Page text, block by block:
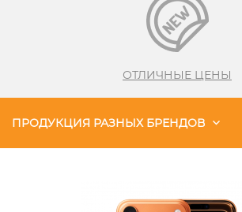
ОТЛИЧНЫЕ ЦЕНЫ
ПРОДУКЦИЯ РАЗНЫХ БРЕНДОВ